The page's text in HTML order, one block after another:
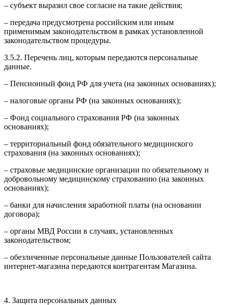
– субъект выразил свое согласие на такие действия;
– передача предусмотрена российским или иным
применимым законодательством в рамках установленной
законодательством процедуры.
3.5.2. Перечень лиц, которым передаются персональные
данные.
– Пенсионный фонд РФ для учета (на законных основаниях);
– налоговые органы РФ (на законных основаниях);
– Фонд социального страхования РФ (на законных
основаниях);
– территориальный фонд обязательного медицинского
страхования (на законных основаниях);
– страховые медицинские организации по обязательному и
добровольному медицинскому страхованию (на законных
основаниях);
– банки для начисления заработной платы (на основании
договора);
– органы МВД России в случаях, установленных
законодательством;
– обезличенные персональные данные Пользователей сайта
интернет-магазина передаются контрагентам Магазина.
4. Защита персональных данных